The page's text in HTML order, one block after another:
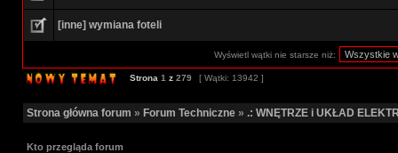
[inne] wymiana foteli
Wyświetl wątki nie starsze niż:
Strona 1 z 279 [ Wątki: 13942 ]
Strona główna forum » Forum Techniczne » .: WNĘTRZE i UKŁAD
Kto przegląda forum